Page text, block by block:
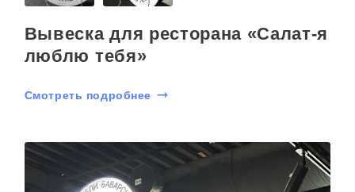
Вывеска для ресторана «Салат-я
люблю тебя»
Смотреть подробнее